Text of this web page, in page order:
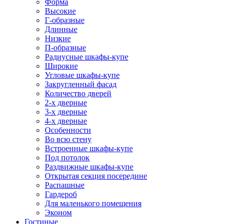
Форма
Высокие
Г-образные
Длинные
Низкие
П-образные
Радиусные шкафы-купе
Широкие
Угловые шкафы-купе
Закругленный фасад
Количество дверей
2-х дверные
3-х дверные
4-х дверные
Особенности
Во всю стену
Встроенные шкафы-купе
Под потолок
Раздвижные шкафы-купе
Открытая секция посередине
Распашные
Гардероб
Для маленького помещения
Эконом
Гостиные